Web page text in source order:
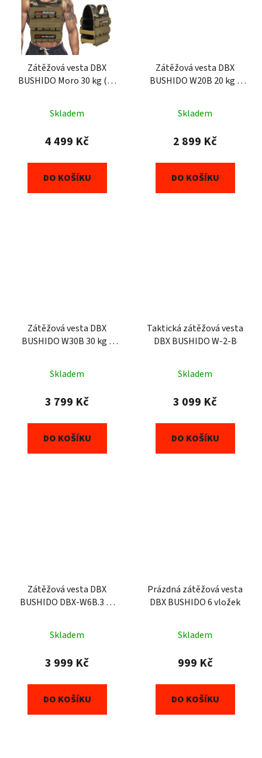
Zátěžová vesta DBX
BUSHIDO Moro 30 kg (30
Skladem
4 499 Kč
DO KOŠÍKU
Zátěžová vesta DBX
BUSHIDO W20B 20 kg s
Skladem
2 899 Kč
DO KOŠÍKU
Zátěžová vesta DBX
BUSHIDO W30B 30 kg s
Skladem
3 799 Kč
DO KOŠÍKU
Taktická zátěžová vesta
DBX BUSHIDO W-2-B
Skladem
3 099 Kč
DO KOŠÍKU
Zátěžová vesta DBX
BUSHIDO DBX-W6B.3 1-
Skladem
3 999 Kč
DO KOŠÍKU
Prázdná zátěžová vesta
DBX BUSHIDO 6 vložek
Skladem
999 Kč
DO KOŠÍKU